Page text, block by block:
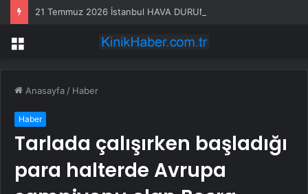
Menü
Anasayfa / Haber
Haber
Tarlada çalışırken başladığı
para halterde Avrupa